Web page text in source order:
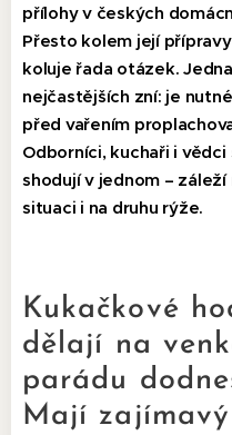
přílohy v českých
Přesto kolem její
koluje řada otázek.
nejčastějších zní: je
před vařením
Odborníci, kuchaři i vědci
shodují v jednom – záleží
situaci i na druhu rýže.
Kukačkové
dělají na
parádu
Mají zajímavý